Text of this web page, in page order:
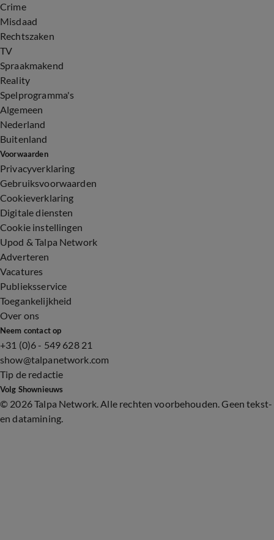
Crime
Misdaad
Rechtszaken
TV
Spraakmakend
Reality
Spelprogramma's
Algemeen
Nederland
Buitenland
Voorwaarden
Privacyverklaring
Gebruiksvoorwaarden
Cookieverklaring
Digitale diensten
Cookie instellingen
Upod & Talpa Network
Adverteren
Vacatures
Publieksservice
Toegankelijkheid
Over ons
Neem contact op
+31 (0)6 - 549 628 21
show@talpanetwork.com
Tip de redactie
Volg Shownieuws
© 2026 Talpa Network. Alle rechten voorbehouden. Geen tekst-
en datamining.